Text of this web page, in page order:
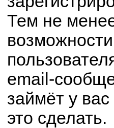
Тем не
email-
займёт у
это сделать.